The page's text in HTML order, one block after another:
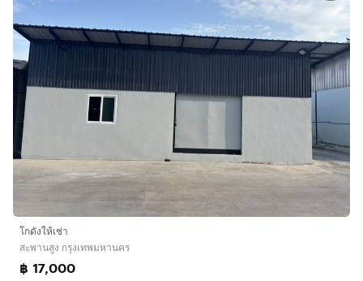
โกดังให้เช่า
สะพานสูง กรุงเทพมหานคร
฿ 17,000